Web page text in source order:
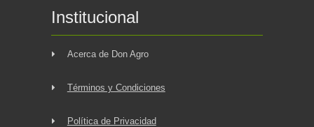
Institucional
Acerca de Don Agro
Términos y Condiciones
Política de Privacidad